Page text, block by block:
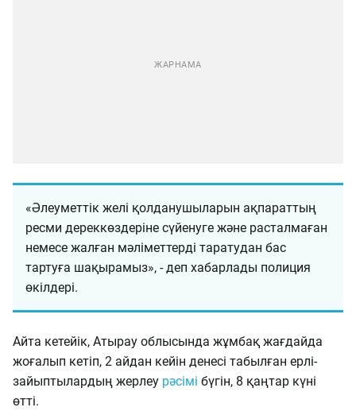
«Әлеуметтік желі қолданушыларын ақпараттың
ресми дереккөздеріне сүйенуге және расталмаған
немесе жалған мәліметтерді таратудан бас
тартуға шақырамыз», - деп хабарлады полиция
өкілдері.
Айта кетейік, Атырау облысында жұмбақ жағдайда
жоғалып кетіп, 2 айдан кейін денесі табылған ерлі-
зайыптылардың жерлеу рәсімі бүгін, 8 қаңтар күні
өтті.